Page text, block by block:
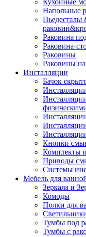
Кухонные
Напольные
Пьедесталы
Раковина
Раковина-
Раковины
Раковины
Инсталляции
Бачок
Кнопки
Комплекты
Приводы
Системы
Мебель для
Зеркала и
Комоды
Полки для
Тумбы под
Тумбы с